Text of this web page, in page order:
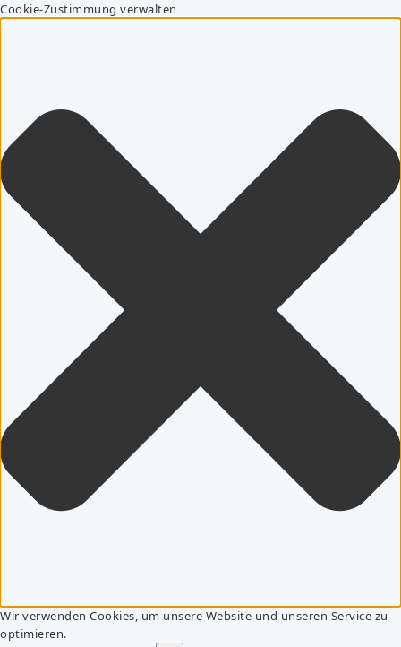
Cookie-Zustimmung verwalten
Wir verwenden Cookies, um unsere Website und unseren Service zu
optimieren.